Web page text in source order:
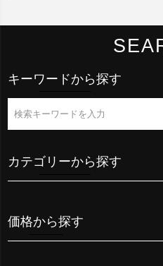
キーワードから探す
カテゴリーから探す
価格から探す